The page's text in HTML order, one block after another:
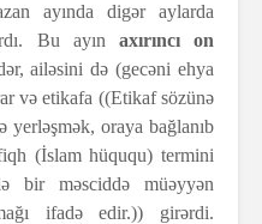
ayında digər aylarda
Bu ayın axırıncı on
ailəsini də (gecəni ehya
və etikafa ((Etikaf sözünə
yerləşmək, oraya bağlanıb
(İslam hüququ) termini
bir məsciddə müəyyən
ifadə edir.)) girərdi.